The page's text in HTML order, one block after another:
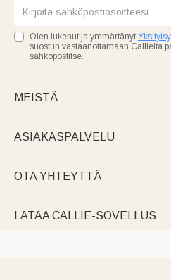
Olen lukenut ja ymmärtänyt
suostun vastaanottamaan Callielta
sähköpostitse.
MEISTÄ
ASIAKASPALVELU
OTA YHTEYTTÄ
LATAA CALLIE-SOVELLUS